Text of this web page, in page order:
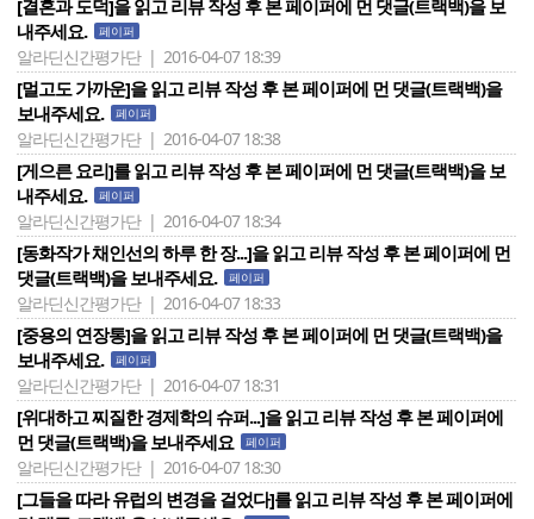
[결혼과 도덕]을 읽고 리뷰 작성 후 본 페이퍼에 먼 댓글(트랙백)을 보
내주세요.
페이퍼
알라딘신간평가단 | 2016-04-07 18:39
[멀고도 가까운]을 읽고 리뷰 작성 후 본 페이퍼에 먼 댓글(트랙백)을
보내주세요.
페이퍼
알라딘신간평가단 | 2016-04-07 18:38
[게으른 요리]를 읽고 리뷰 작성 후 본 페이퍼에 먼 댓글(트랙백)을 보
내주세요.
페이퍼
알라딘신간평가단 | 2016-04-07 18:34
[동화작가 채인선의 하루 한 장...]을 읽고 리뷰 작성 후 본 페이퍼에 먼
댓글(트랙백)을 보내주세요.
페이퍼
알라딘신간평가단 | 2016-04-07 18:33
[중용의 연장통]을 읽고 리뷰 작성 후 본 페이퍼에 먼 댓글(트랙백)을
보내주세요.
페이퍼
알라딘신간평가단 | 2016-04-07 18:31
[위대하고 찌질한 경제학의 슈퍼...]을 읽고 리뷰 작성 후 본 페이퍼에
먼 댓글(트랙백)을 보내주세요
페이퍼
알라딘신간평가단 | 2016-04-07 18:30
[그들을 따라 유럽의 변경을 걸었다]를 읽고 리뷰 작성 후 본 페이퍼에